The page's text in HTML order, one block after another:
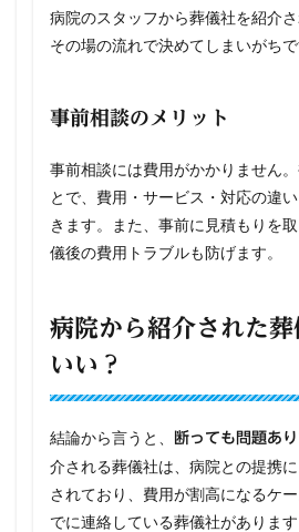
病院のスタッフから葬儀社を紹介さ
その場の流れで決めてしまいがちで
事前相談のメリット
事前相談には費用がかかりません
とで、費用・サービス・対応の違
きます。また、事前に見積もりを
儀後の費用トラブルも防げます。
病院から紹介された
いい？
結論から言うと、 断っても問題あり
介される葬儀社は、病院との提携
されており、費用が割高になるケ
でに連絡している葬儀社がありま